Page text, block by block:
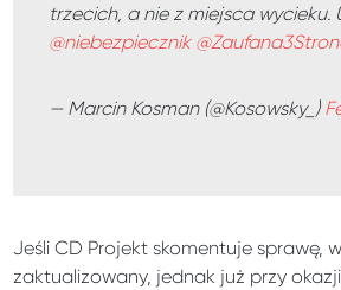
trzecich, a nie z miejsca wycieku.
@niebezpiecznik
— Marcin Kosman (@Kosowsky_)
Jeśli CD Projekt skomentuje sprawę,
zaktualizowany, jednak już przy